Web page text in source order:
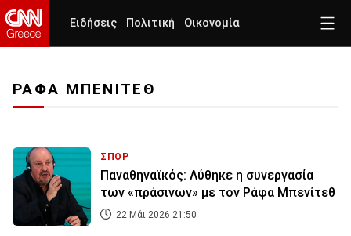
Ειδήσεις Πολιτική Οικονομία
ΡΑΦΑ ΜΠΕΝΙΤΕΘ
ΣΠΟΡ
Παναθηναϊκός: Λύθηκε η συνεργασία
των «πράσινων» με τον Ράφα Μπενίτεθ
22 Μάι 2026 21:50